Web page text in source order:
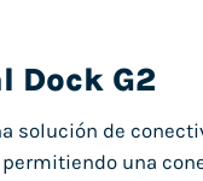
Dock G2
solución de
una